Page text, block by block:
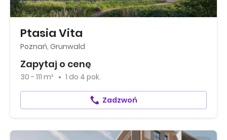
Ptasia Vita
Poznań, Grunwald
Zapytaj o cenę
30 - 111 m² 1 do 4 pok.
Zadzwoń